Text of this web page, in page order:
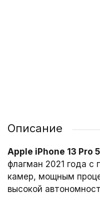
Описание
Apple iPhone 13 Pro
флагман 2021 года с
камер, мощным
высокой